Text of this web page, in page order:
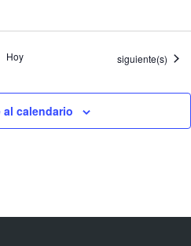
Hoy Eventos
siguiente(s)
calendario